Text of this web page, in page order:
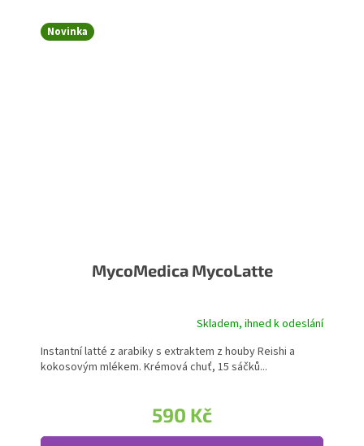
Novinka
MycoMedica MycoLatte
Průměrné hodnocení produktu je 5,0 z 5 hvězdiček.
Skladem, ihned k odeslání
590 Kč
Instantní latté z arabiky s extraktem z houby Reishi a
kokosovým mlékem. Krémová chuť, 15 sáčků...